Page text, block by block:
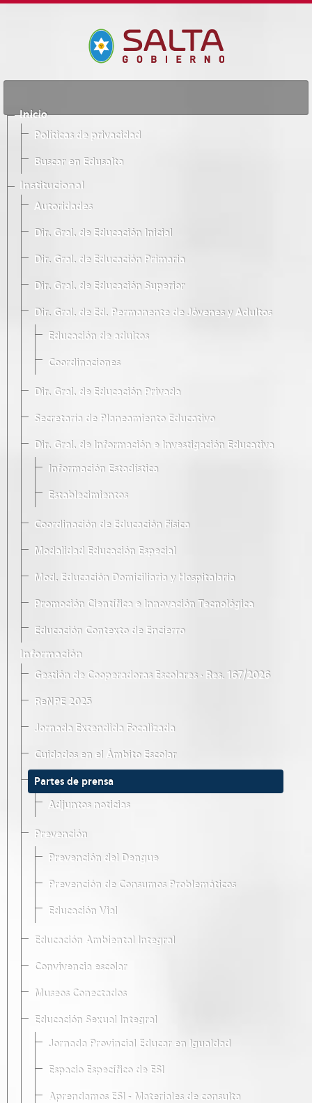
Inicio
Políticas de privacidad
Buscar en Edusalta
Institucional
Autoridades
Dir. Gral. de Educación Inicial
Dir. Gral. de Educación Primaria
Dir. Gral. de Educación Superior
Dir. Gral. de Ed. Permanente de Jóvenes y Adultos
Educación de adultos
Coordinaciones
Dir. Gral. de Educación Privada
Secretaría de Planeamiento Educativo
Dir. Gral. de Información e Investigación Educativa
Información Estadística
Establecimientos
Coordinación de Educación Física
Modalidad Educación Especial
Mod. Educación Domiciliaria y Hospitalaria
Promoción Científica e Innovación Tecnológica
Educación Contexto de Encierro
Información
Gestión de Cooperadoras Escolares · Res. 167/2026
ReNPE 2025
Jornada Extendida Focalizada
Cuidados en el Ámbito Escolar
Partes de prensa
Adjuntos noticias
Prevención
Prevención del Dengue
Prevención de Consumos Problemáticos
Educación Vial
Educación Ambiental Integral
Convivencia escolar
Museos Conectados
Educación Sexual Integral
Jornada Provincial Educar en Igualdad
Espacio Específico de ESI
Aprendamos ESI - Materiales de consulta